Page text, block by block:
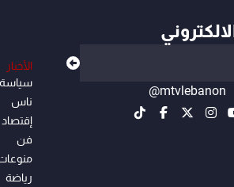
@mtvlebanon
الأخبار
سياسة
ناس
إقتصاد
فن
رياضة